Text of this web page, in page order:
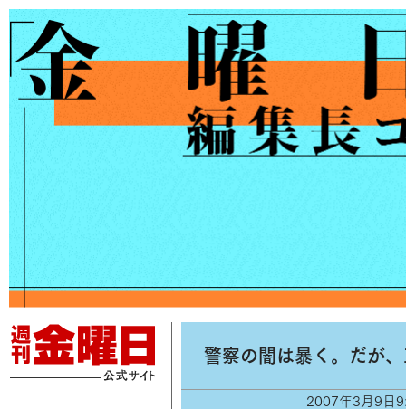
警察の闇は暴く。だが
2007年3月9日